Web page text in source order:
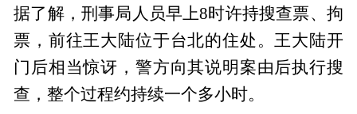
据了解，刑事局人员早上8时许持搜查票、拘
票，前往王大陆位于台北的住处。王大陆开
门后相当惊讶，警方向其说明案由后执行搜
查，整个过程约持续一个多小时。